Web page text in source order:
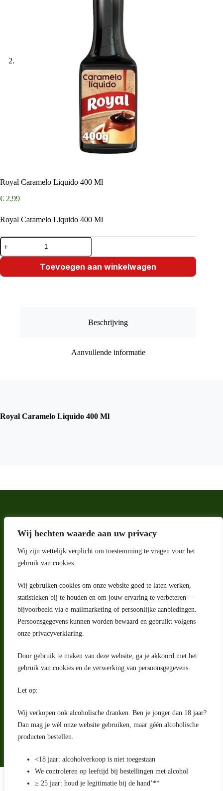
Wij hechten waarde aan uw privacy
Wij zijn wettelijk verplicht om toestemming te vragen voor het
gebruik van cookies.
Wij gebruiken cookies om onze website goed te laten werken,
statistieken bij te houden en om jouw ervaring te verbeteren –
bijvoorbeeld via e-mailmarketing of persoonlijke aanbiedingen.
Persoonsgegevens kunnen worden bewaard en gebruikt volgens
onze privacyverklaring.
Door gebruik te maken van deze website, ga je akkoord met het
gebruik van cookies en de verwerking van persoonsgegevens.
Let op:
Wij verkopen ook alcoholische dranken. Ben je jonger dan 18 jaar?
Dan mag je wél onze website gebruiken, maar géén alcoholische
producten bestellen.
<18 jaar: alcoholverkoop is niet toegestaan
We controleren op leeftijd bij bestellingen met alcohol
≥ 25 jaar: houd je legitimatie bij de hand’**
Royal Caramelo Liquido 400 Ml
€ 2,99
Royal Caramelo Liquido 400 Ml
Royal
Caramelo
Liquido
Ml
Toevoegen aan winkelwagen
Beschrijving
Aanvullende informatie
Royal Caramelo Liquido 400 Ml
Adres
Riga 4 E
2993 LW Barendrecht
Nederland
Contact
klantenservice@portugeseproducten.nl
Facebook
Herroepingsrecht
Bij bezorging van alcoholhoudende dranken voert de bezorger
Algemene voorwaarden